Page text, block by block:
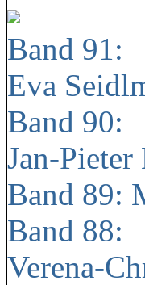
Band 91:
Eva
Band 90:
Jan-Pieter
Band 89:
Band 88:
Verena-